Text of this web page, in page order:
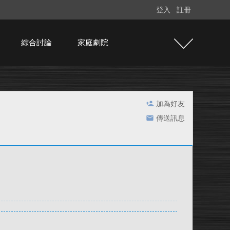
登入 註冊
綜合討論 家庭劇院
加為好友
傳送訊息